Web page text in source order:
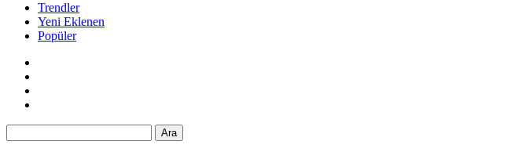
Trendler
Yeni Eklenen
Popüler
Ara